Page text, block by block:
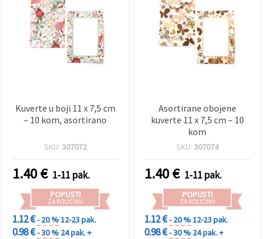
Kuverte u boji 11 x 7,5 cm
– 10 kom, asortirano
SKU: 307072
1.40€ 1-11 pak.
POPUSTI
ZA KOLIČINU
1.12 €- 20 %12-23 pak.
0.98 €- 30 % 24 pak. +
Asortirane obojene
kuverte 11 x 7,5 cm – 10
kom
SKU: 307074
1.40€ 1-11 pak.
POPUSTI
ZA KOLIČINU
1.12 €- 20 %12-23 pak.
0.98 €- 30 % 24 pak. +